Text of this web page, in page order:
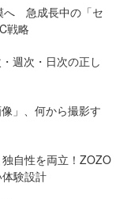
へ 急成長中の「セ
戦略
週次・日次の正し
」、何から撮影す
独自性を両立！ZOZO
験設計